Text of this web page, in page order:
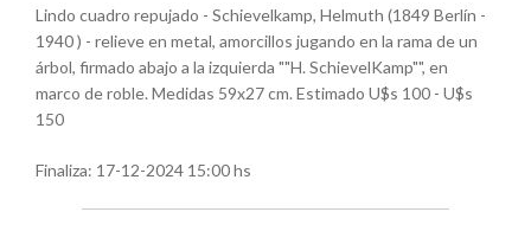
Lindo cuadro repujado - Schievelkamp, ​​​​Helmuth (1849 Berlín -
1940 ) - relieve en metal, amorcillos jugando en la rama de un
árbol, firmado abajo a la izquierda ""H. SchievelKamp"", en
marco de roble. Medidas 59x27 cm. Estimado U$s 100 - U$s
150
Finaliza: 17-12-2024 15:00 hs